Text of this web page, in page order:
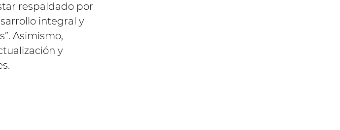
respaldado por
integral y
Asimismo,
y